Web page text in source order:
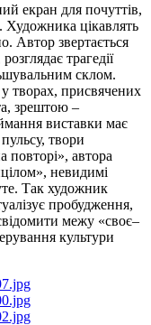
екран для почуттів,
Художника цікавлять
Автор звертається
трагедії
склом.
у творах, присвячених
зрештою –
виставки має
твори
повторі», автора
невидимі
Так художник
пробудження,
межу «своє–
культури